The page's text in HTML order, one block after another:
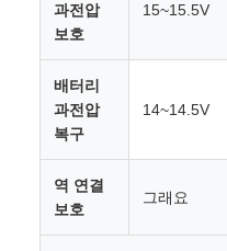
과전압
보호
15~15.5V
배터리
과전압
복구
14~14.5V
역 연결
보호
그래요